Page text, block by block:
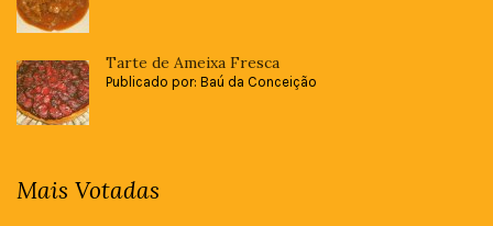
Tarte de Ameixa Fresca
Publicado por: Baú da Conceição
Mais Votadas